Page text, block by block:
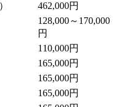
462,000円
128,000～170,000
円
110,000円
165,000円
165,000円
165,000円